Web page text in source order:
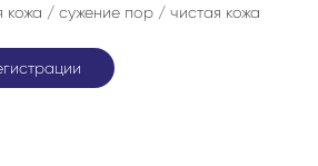
кожа / сужение пор / чистая кожа